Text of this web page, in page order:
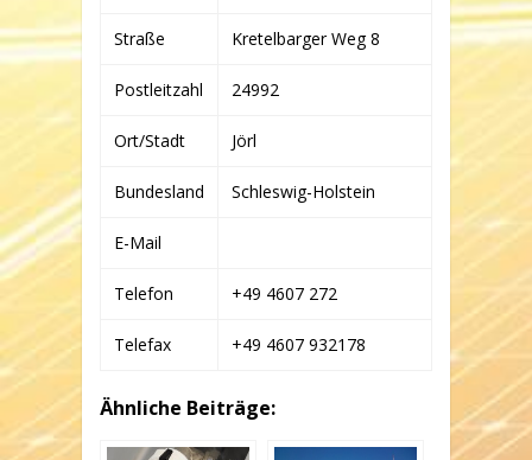
Straße Kretelbarger Weg 8
Postleitzahl 24992
Ort/Stadt Jörl
Bundesland Schleswig-Holstein
E-Mail
Telefon +49 4607 272
Telefax +49 4607 932178
Ähnliche Beiträge: